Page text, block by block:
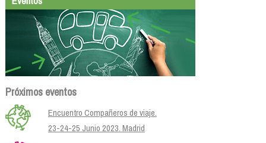
Próximos eventos
Encuentro Compañeros de viaje.
23-24-25 Junio 2023. Madrid